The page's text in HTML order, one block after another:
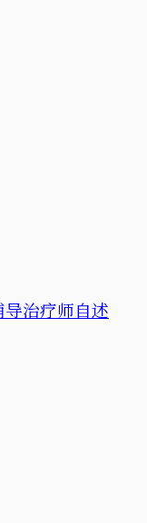
治疗师自述